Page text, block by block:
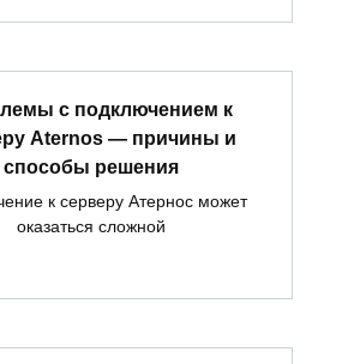
с подключением к
Aternos — причины и
способы решения
к серверу Атернос может
оказаться сложной